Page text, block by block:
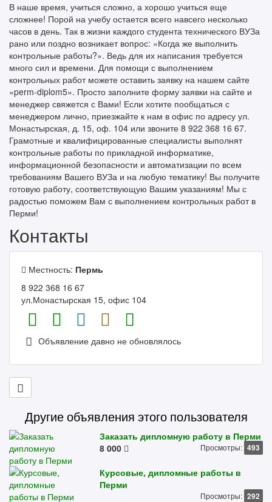
В наше время, учиться сложно, а хорошо учиться еще
сложнее! Порой на учебу остается всего навсего несколько
часов в день. Так в жизни каждого студента технического ВУЗа
рано или поздно возникает вопрос: «Когда же выполнить
контрольные работы?». Ведь для их написания требуется
много сил и времени. Для помощи с выполнением
контрольных работ можете оставить заявку на нашем сайте
«perm-diplom5». Просто заполните форму заявки на сайте и
менеджер свяжется с Вами! Если хотите пообщаться с
менеджером лично, приезжайте к нам в офис по адресу ул.
Монастырская, д. 15, оф. 104 или звоните 8 922 368 16 67.
Грамотные и квалифицированные специалисты выполнят
контрольные работы по прикладной информатике,
информационной безопасности и автоматизации по всем
требованиям Вашего ВУЗа и на любую тематику! Вы получите
готовую работу, соответствующую Вашим указаниям! Мы с
радостью поможем Вам с выполнением контрольных работ в
Перми!
Контакты
Местность: Пермь
8 922 368 16 67
ул.Монастырская 15, офис 104
Объявление давно не обновлялось
Другие объявления этого пользователя
Заказать дипломную работу в Перми
8 000
Просмотры: 493
Курсовые, дипломные работы в
Перми
Просмотры: 292